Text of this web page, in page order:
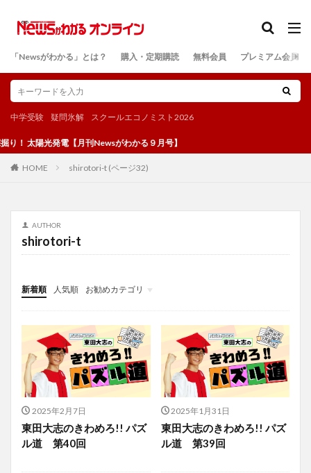
「Newsがわかる」とは？ 購入・定期購読 無料会員 プレミアム会員
中学受験 疑問氷解 スクールエコノミスト2026
！ 太陽光発電【月刊Newsがわかる９月号】
HOME shirotori-t (ページ32)
AUTHOR
shirotori-t
新着順 人気順
お勧めカテゴリ
投稿
学び
マンガ
電子書籍
2025年2月7日
東田大志のきわめろ!! パズ
ル道 第40回
2025年1月31日
東田大志のきわめろ!! パズ
ル道 第39回
検索